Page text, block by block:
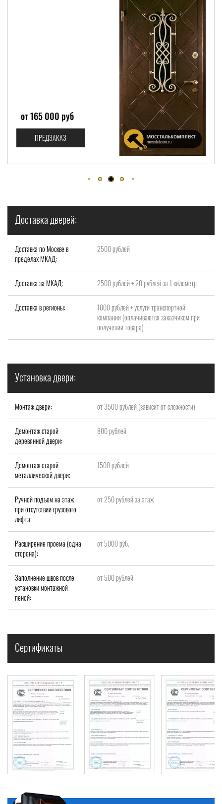
от 51 999 руб
ПРЕДЗАКАЗ
Доставка дверей:
Доставка по Москве в
пределах МКАД:
2500 рублей
Доставка за МКАД: 2500 рублей + 20 рублей за 1 километр
Доставка в регионы:
1000 рублей + услуги транспортной
компании (оплачиваются заказчиком при
получении товара)
Установка двери:
Монтаж двери: от 3500 рублей (зависит от сложности)
Демонтаж старой
деревянной двери:
800 рублей
Демонтаж старой
металлической двери:
1500 рублей
Ручной подъем на этаж
при отсутствии грузового
лифта:
от 250 рублей за этаж
Расширение проема (одна
сторона):
от 5000 руб.
Заполнение швов после
установки монтажной
пеной:
от 500 рублей
Сертификаты